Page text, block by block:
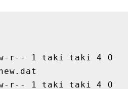
r-- 1 taki taki 4 O
r-- 1 taki taki 4 O